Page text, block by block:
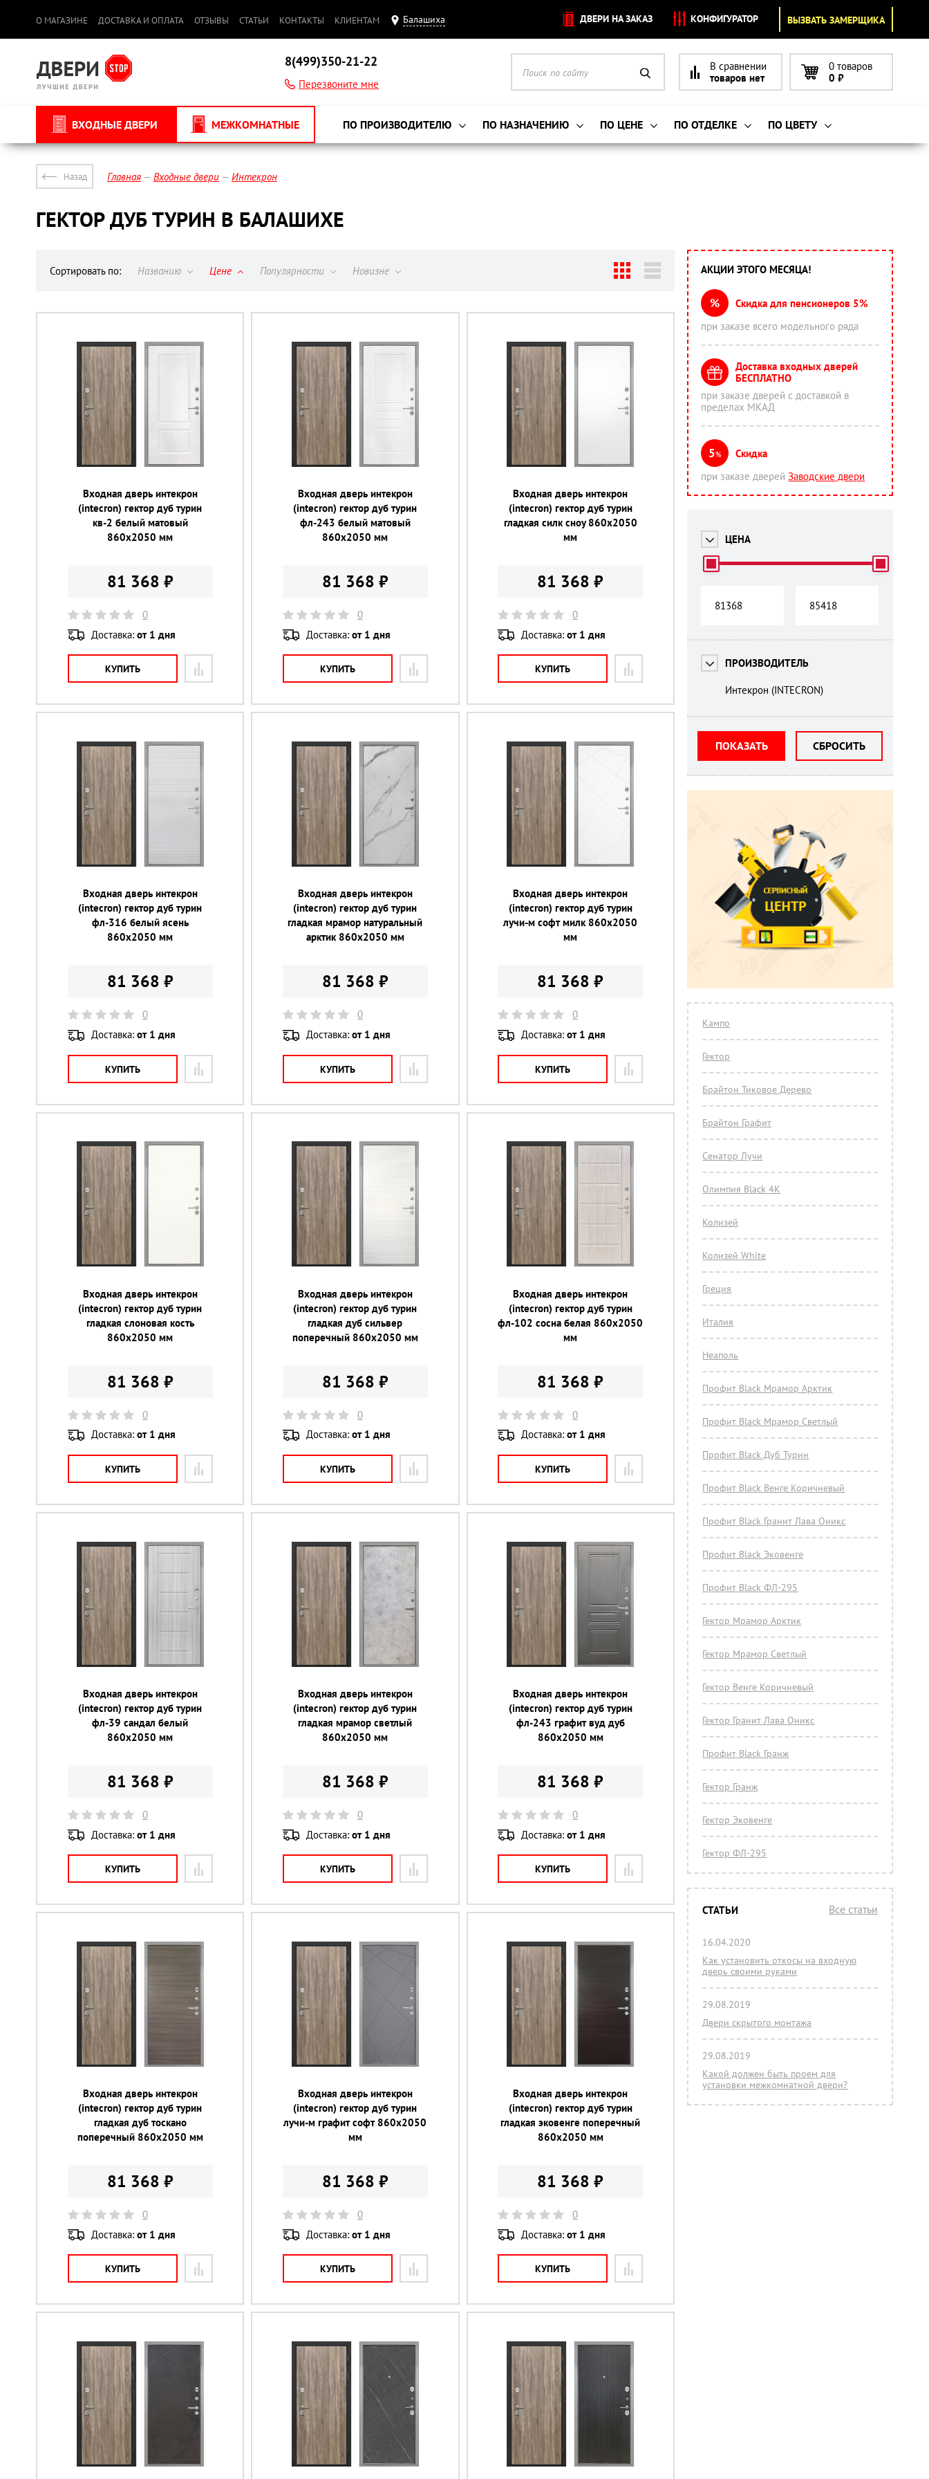
О МАГАЗИНЕ ДОСТАВКА И ОПЛАТА ОТЗЫВЫ СТАТЬИ КОНТАКТЫ КЛИЕНТАМ Балашиха ДВЕРИ НА ЗАКАЗ КОНФИГУРАТОР ВЫЗВАТЬ ЗАМЕРЩИКА
8(499)350-21-22
Перезвоните мне
В сравнении
товаров нет
0 товаров
0 ₽
ВХОДНЫЕ ДВЕРИ ПО ПРОИЗВОДИТЕЛЮ ПО НАЗНАЧЕНИЮ ПО ЦЕНЕ ПО ОТДЕЛКЕ ПО ЦВЕТУ
МЕЖКОМНАТНЫЕ
Назад Главная Входные двери Интекрон
ГЕКТОР ДУБ ТУРИН В БАЛАШИХЕ
Сортировать по: Названию Цене Популярности Новизне
Входная дверь интекрон
(intecron) гектор дуб турин
кв-2 белый матовый
860х2050 мм
81 368 ₽
0
Доставка: от 1 дня
КУПИТЬ
Входная дверь интекрон
(intecron) гектор дуб турин
фл-243 белый матовый
860х2050 мм
81 368 ₽
0
Доставка: от 1 дня
КУПИТЬ
Входная дверь интекрон
(intecron) гектор дуб турин
гладкая силк сноу 860х2050
мм
81 368 ₽
0
Доставка:от 1 дня
КУПИТЬ
Входная дверь интекрон
(intecron) гектор дуб турин
фл-316 белый ясень
860х2050 мм
81 368 ₽
0
Доставка: от 1 дня
КУПИТЬ
Входная дверь интекрон
(intecron) гектор дуб турин
гладкая мрамор натуральный
арктик 860х2050 мм
81 368 ₽
0
Доставка: от 1 дня
КУПИТЬ
Входная дверь интекрон
(intecron) гектор дуб турин
лучи-м софт милк 860х2050
мм
81 368 ₽
0
Доставка:от 1 дня
КУПИТЬ
Входная дверь интекрон
(intecron) гектор дуб турин
гладкая слоновая кость
860х2050 мм
81 368 ₽
0
Доставка: от 1 дня
КУПИТЬ
Входная дверь интекрон
(intecron) гектор дуб турин
гладкая дуб сильвер
поперечный 860х2050 мм
81 368 ₽
0
Доставка: от 1 дня
КУПИТЬ
Входная дверь интекрон
(intecron) гектор дуб турин
фл-102 сосна белая 860х2050
мм
81 368 ₽
0
Доставка:от 1 дня
КУПИТЬ
Входная дверь интекрон
(intecron) гектор дуб турин
фл-39 сандал белый
860х2050 мм
81 368 ₽
0
Доставка: от 1 дня
КУПИТЬ
Входная дверь интекрон
(intecron) гектор дуб турин
гладкая мрамор светлый
860х2050 мм
81 368 ₽
0
Доставка: от 1 дня
КУПИТЬ
Входная дверь интекрон
(intecron) гектор дуб турин
фл-243 графит вуд дуб
860х2050 мм
81 368 ₽
0
Доставка:от 1 дня
КУПИТЬ
Входная дверь интекрон
(intecron) гектор дуб турин
гладкая дуб тоскано
поперечный 860х2050 мм
81 368 ₽
0
Доставка: от 1 дня
КУПИТЬ
Входная дверь интекрон
(intecron) гектор дуб турин
лучи-м графит софт 860х2050
мм
81 368 ₽
0
Доставка: от 1 дня
КУПИТЬ
Входная дверь интекрон
(intecron) гектор дуб турин
гладкая эковенге поперечный
860х2050 мм
81 368 ₽
0
Доставка:от 1 дня
КУПИТЬ
АКЦИИ ЭТОГО МЕСЯЦА!
%
Скидка для пенсионеров 5%
при заказе всего модельного ряда
Доставка входных дверей
БЕСПЛАТНО
при заказе дверей с доставкой в
пределах МКАД
5%
Скидка
при заказе дверейЗаводские двери
ЦЕНА
ПРОИЗВОДИТЕЛЬ
Интекрон (INTECRON)
ПОКАЗАТЬ СБРОСИТЬ
Кампо
Гектор
Брайтон Тиковое Дерево
Брайтон Графит
Сенатор Лучи
Олимпия Black 4К
Колизей
Колизей White
Греция
Италия
Неаполь
Профит Black Мрамор Арктик
Профит Black Мрамор Светлый
Профит Black Дуб Турин
Профит Black Венге Коричневый
Профит Black Гранит Лава Оникс
Профит Black Эковенге
Профит Black ФЛ-295
Гектор Мрамор Арктик
Гектор Мрамор Светлый
Гектор Венге Коричневый
Гектор Гранит Лава Оникс
Профит Black Гранж
Гектор Гранж
Гектор Эковенге
Гектор ФЛ-295
СТАТЬИ Все статьи
16.04.2020
Как установить откосы на входную
дверь своими руками
29.08.2019
Двери скрытого монтажа
29.08.2019
Какой должен быть проем для
установки межкомнатной двери?